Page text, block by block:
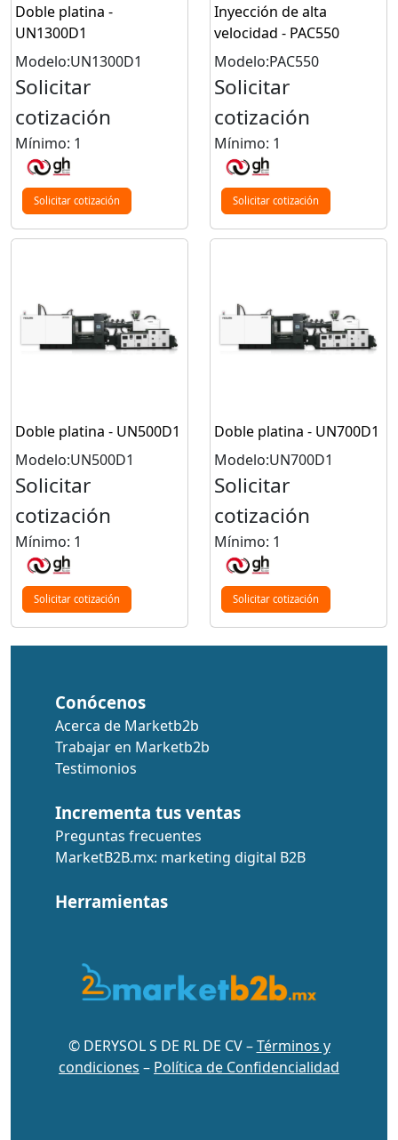
Doble platina -
UN1300D1
Modelo:UN1300D1
Solicitar
cotización
Mínimo: 1
Solicitar cotización
Inyección de alta
velocidad - PAC550
Modelo:PAC550
Solicitar
cotización
Mínimo: 1
Solicitar cotización
Doble platina - UN500D1
Modelo:UN500D1
Solicitar
cotización
Mínimo: 1
Solicitar cotización
Doble platina - UN700D1
Modelo:UN700D1
Solicitar
cotización
Mínimo: 1
Solicitar cotización
Conócenos
Acerca de Marketb2b
Trabajar en Marketb2b
Testimonios
Incrementa tus ventas
Preguntas frecuentes
MarketB2B.mx: marketing digital B2B
Herramientas
© DERYSOL S DE RL DE CV –Términos y
condiciones – Política de Confidencialidad